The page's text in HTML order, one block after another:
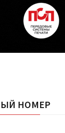
НОМЕР